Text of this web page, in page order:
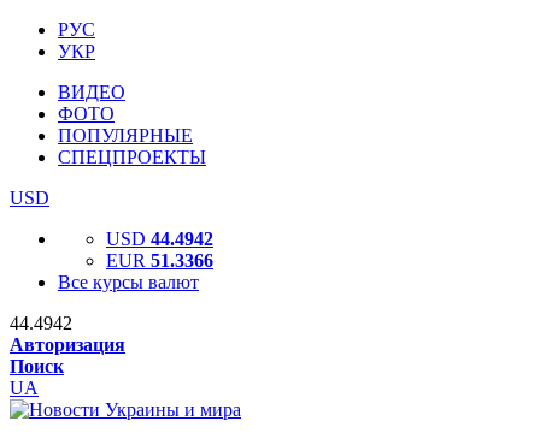
РУС
УКР
ВИДЕО
ФОТО
ПОПУЛЯРНЫЕ
СПЕЦПРОЕКТЫ
USD
USD 44.4942
EUR 51.3366
Все курсы валют
44.4942
Авторизация
Поиск
UA